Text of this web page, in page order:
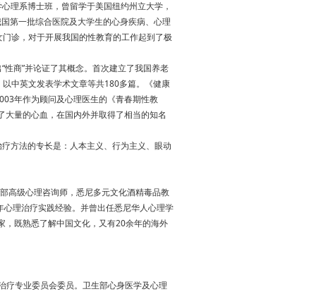
理系博士班，曾留学于美国纽约州立大学，
第一批综合医院及大学生的心身疾病、心理
诊，对于开展我国的性教育的工作起到了极
商”并论证了其概念。首次建立了我国养老
中英文发表学术文章等共180多篇。《健康
年作为顾问及心理医生的《青春期性教
大量的心血，在国内外并取得了相当的知名
方法的专长是：人本主义、行为主义、眼动
高级心理咨询师，悉尼多元文化酒精毒品教
理治疗实践经验。并曾出任悉尼华人心理学
，既熟悉了解中国文化，又有20余年的海外
疗专业委员会委员。卫生部心身医学及心理